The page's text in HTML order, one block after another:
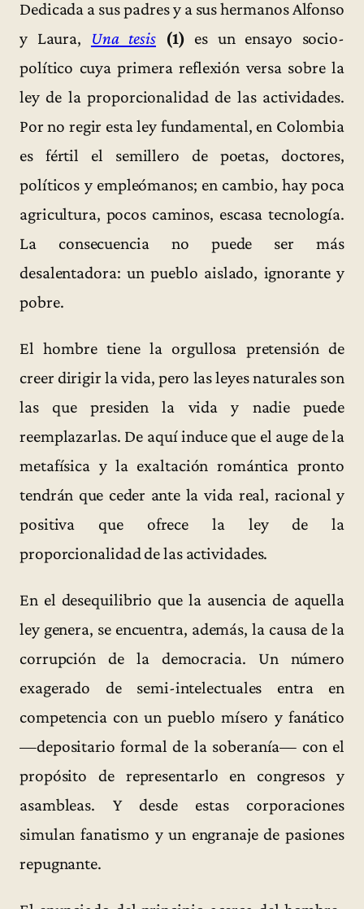
Dedicada a sus padres y a sus hermanos Alfonso
y Laura, Una tesis (1) es un ensayo socio-
político cuya primera reflexión versa sobre la
ley de la proporcionalidad de las actividades.
Por no regir esta ley fundamental, en Colombia
es fértil el semillero de poetas, doctores,
políticos y empleómanos; en cambio, hay poca
agricultura, pocos caminos, escasa tecnología.
La consecuencia no puede ser más
desalentadora: un pueblo aislado, ignorante y
pobre.
El hombre tiene la orgullosa pretensión de
creer dirigir la vida, pero las leyes naturales son
las que presiden la vida y nadie puede
reemplazarlas. De aquí induce que el auge de la
metafísica y la exaltación romántica pronto
tendrán que ceder ante la vida real, racional y
positiva que ofrece la ley de la
proporcionalidad de las actividades.
En el desequilibrio que la ausencia de aquella
ley genera, se encuentra, además, la causa de la
corrupción de la democracia. Un número
exagerado de semi-intelectuales entra en
competencia con un pueblo mísero y fanático
—depositario formal de la soberanía— con el
propósito de representarlo en congresos y
asambleas. Y desde estas corporaciones
simulan fanatismo y un engranaje de pasiones
repugnante.